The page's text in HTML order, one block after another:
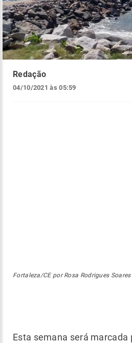
Redação
04/10/2021 às 05:59
Fortaleza/CE por Rosa Rodrigues Soares
Esta semana será